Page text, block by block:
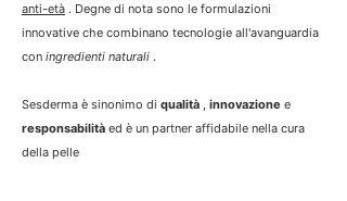
anti-età . Degne di nota sono le formulazioni
innovative che combinano tecnologie all'avanguardia
con ingredienti naturali .
Sesderma è sinonimo di qualità , innovazione e
responsabilità ed è un partner affidabile nella cura
della pelle